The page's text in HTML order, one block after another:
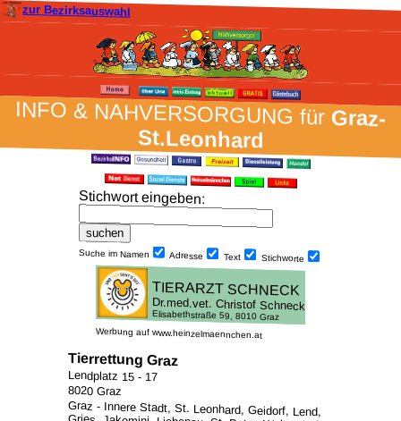
zur Bezirksauswahl
INFO & NAH­VER­SORG­UNG fürGraz-
St.Leonhard
Stich­wort ein­geben:
Suche im Namen Adresse Text Stich­worte
Werbung auf www.heinzelmaennchen.at
Tierrettung Graz
Lendplatz 15 - 17
8020 Graz
Graz - Innere Stadt, St. Leonhard, Geidorf, Lend,
Gries, Jakomini, Liebenau, St. Peter, Waltendorf,
Ries, Mariatrost, Andritz, Gösting, Eggenberg,
Wetzelsdorf, Straßgang und Puntigam /